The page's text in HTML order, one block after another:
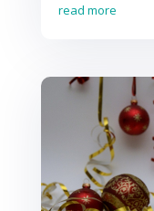
read more